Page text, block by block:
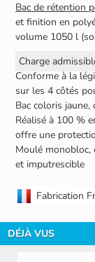
Bac de rétention
et finition en
volume 1050 l
Charge
Conforme à la
sur les 4 côtés
Bac coloris
Réalisé à 100 %
offre une
Moulé monobloc,
et imputrescible
Fabrication
DÉJÀ VUS